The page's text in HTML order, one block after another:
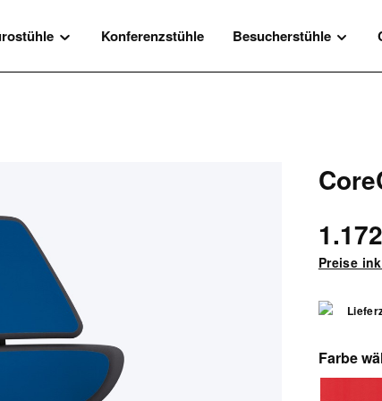
Konferenzstühle Besucherstühle
Preise
Farbe